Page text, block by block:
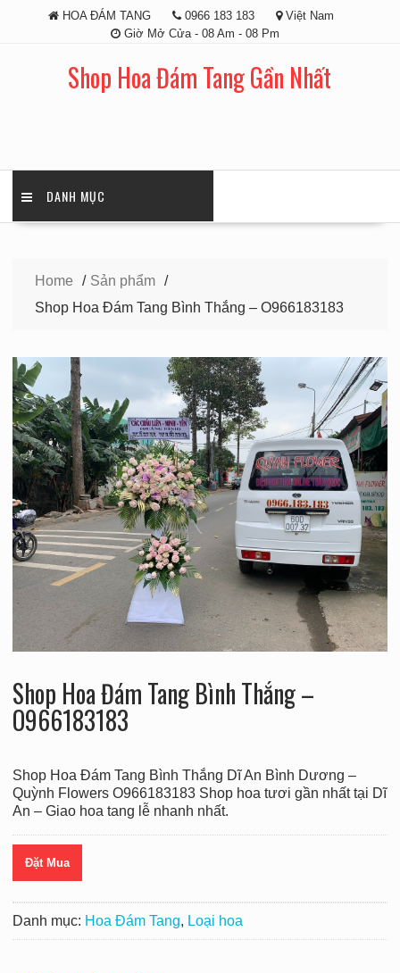
HOA ĐÁM TANG 0966 183 183
Việt Nam
Giờ Mở Cửa - 08 Am - 08 Pm
Shop Hoa Đám Tang Gần Nhất
DANH MỤC
Home
Sản phẩm
Shop Hoa Đám Tang Bình Thắng – O966183183
Shop Hoa Đám Tang Bình Thắng –
O966183183
Shop Hoa Đám Tang Bình Thắng Dĩ An Bình Dương –
Quỳnh Flowers O966183183 Shop hoa tươi gần nhất tại Dĩ
An – Giao hoa tang lễ nhanh nhất.
Đặt Mua
Danh mục: Hoa Đám Tang, Loại hoa